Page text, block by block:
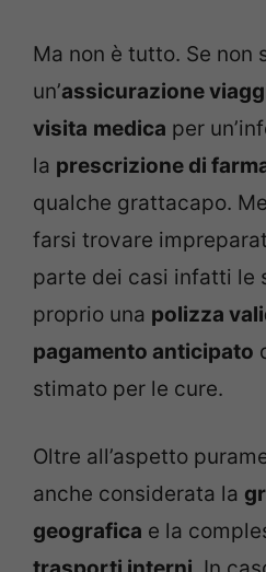
Ma non è tutto. Se non
un’assicurazione
visita medica per
la prescrizione di
qualche grattacapo.
farsi trovare
parte dei casi infatti le
proprio una polizza
pagamento anticipato
stimato per le cure.
Oltre all’aspetto
anche considerata la
geografica e la